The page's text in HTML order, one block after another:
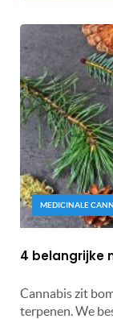
MEDICINALE
4 belangrijke
Cannabis zit
terpenen. We